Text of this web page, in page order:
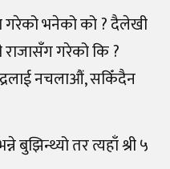
गरेको भनेको को ? दैलेखी
राजासँग गरेको कि ?
नचलाऔं, सकिँदैन
बुझिन्थ्यो तर त्यहाँ श्री ५